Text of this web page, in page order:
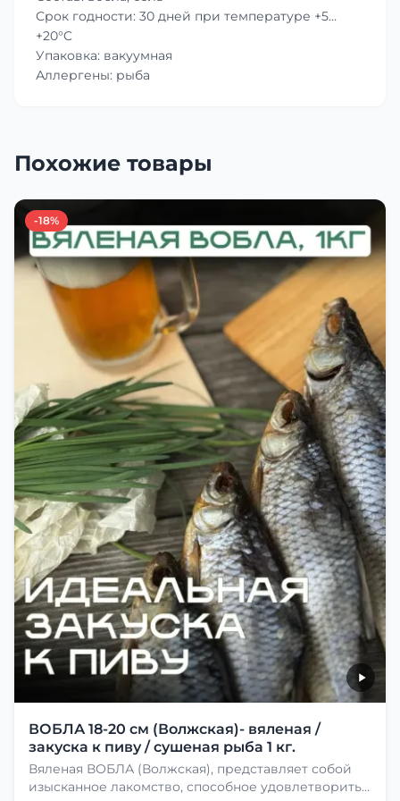
Срок годности: 30 дней при температуре +5…
+20°C
Упаковка: вакуумная
Аллергены: рыба
Похожие товары
-18%
ВОБЛА 18-20 см (Волжская)- вяленая /
закуска к пиву / сушеная рыба 1 кг.
Вяленая ВОБЛА (Волжская), представляет собой
изысканное лакомство, способное удовлетворить